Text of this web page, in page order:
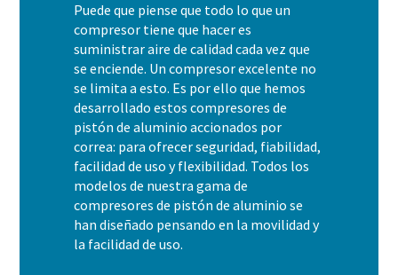
Puede que piense que todo lo que un
compresor tiene que hacer es
suministrar aire de calidad cada vez que
se enciende. Un compresor excelente no
se limita a esto. Es por ello que hemos
desarrollado estos compresores de
pistón de aluminio accionados por
correa: para ofrecer seguridad, fiabilidad,
facilidad de uso y flexibilidad. Todos los
modelos de nuestra gama de
compresores de pistón de aluminio se
han diseñado pensando en la movilidad y
la facilidad de uso.